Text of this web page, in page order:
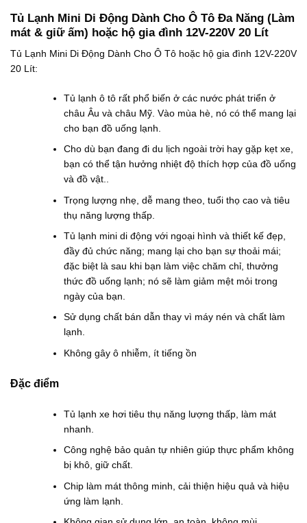
ừ
1
0
0
₫
đ
ế
n
1
8
0
0
0
₫
0
.
0
0
0
l
à
:
9
.
₫
.
Tủ Lạnh Mini Di Động Dành Cho Ô Tô Đa Năng (Làm
mát & giữ ấm) hoặc hộ gia đình 12V-220V 20 Lít
Tủ Lạnh Mini Di Động Dành Cho Ô Tô hoặc hộ gia đình 12V-220V
20 Lít:
Tủ lạnh ô tô rất phổ biến ở các nước phát triển ở
châu Âu và châu Mỹ. Vào mùa hè, nó có thể mang lại
cho bạn đồ uống lạnh.
Cho dù bạn đang đi du lịch ngoài trời hay gặp kẹt xe,
bạn có thể tận hưởng nhiệt độ thích hợp của đồ uống
và đồ vật..
Trọng lượng nhẹ, dễ mang theo, tuổi thọ cao và tiêu
thụ năng lượng thấp.
Tủ lạnh mini di động với ngoại hình và thiết kế đẹp,
đầy đủ chức năng; mang lại cho bạn sự thoải mái;
đặc biệt là sau khi bạn làm việc chăm chỉ, thưởng
thức đồ uống lạnh; nó sẽ làm giảm mệt mỏi trong
ngày của bạn.
Sử dụng chất bán dẫn thay vì máy nén và chất làm
lạnh.
Không gây ô nhiễm, ít tiếng ồn
Đặc điểm
Tủ lạnh xe hơi tiêu thụ năng lượng thấp, làm mát
nhanh.
Công nghệ bảo quản tự nhiên giúp thực phẩm không
bị khô, giữ chất.
Chip làm mát thông minh, cải thiện hiệu quả và hiệu
ứng làm lạnh.